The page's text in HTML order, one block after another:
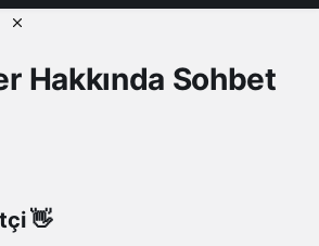
Hakkında Sohbet
👋